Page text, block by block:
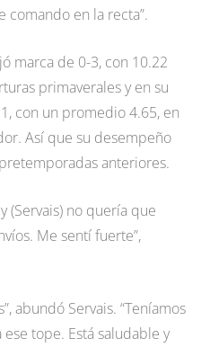
comando en la recta”.
marca de 0-3, con 10.22
primaverales y en su
con un promedio 4.65, en
Así que su desempeño
anteriores.
(Servais) no quería que
Me sentí fuerte”,
abundó Servais. “Teníamos
tope. Está saludable y